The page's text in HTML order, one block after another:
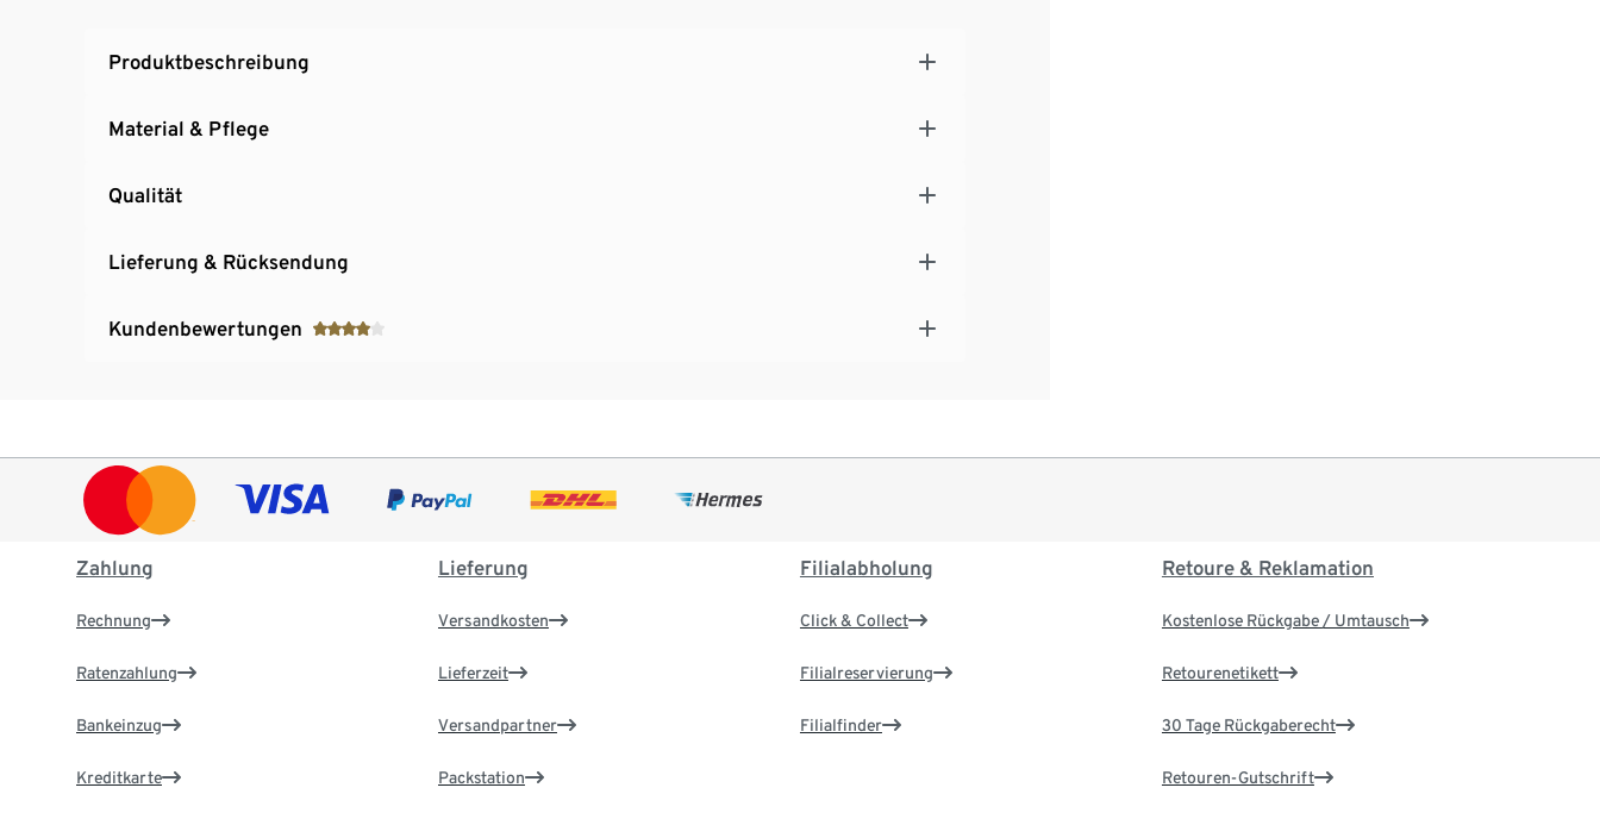
Produktbeschreibung
Material & Pflege
Qualität
Lieferung & Rücksendung
Kundenbewertungen
Zahlung
Rechnung
Ratenzahlung
Bankeinzug
Kreditkarte
Lieferung
Versandkosten
Lieferzeit
Versandpartner
Packstation
Filialabholung
Click & Collect
Filialreservierung
Filialfinder
Retoure & Reklamation
Kostenlose Rückgabe / Umtausch
Retourenetikett
30 Tage Rückgaberecht
Retouren-Gutschrift